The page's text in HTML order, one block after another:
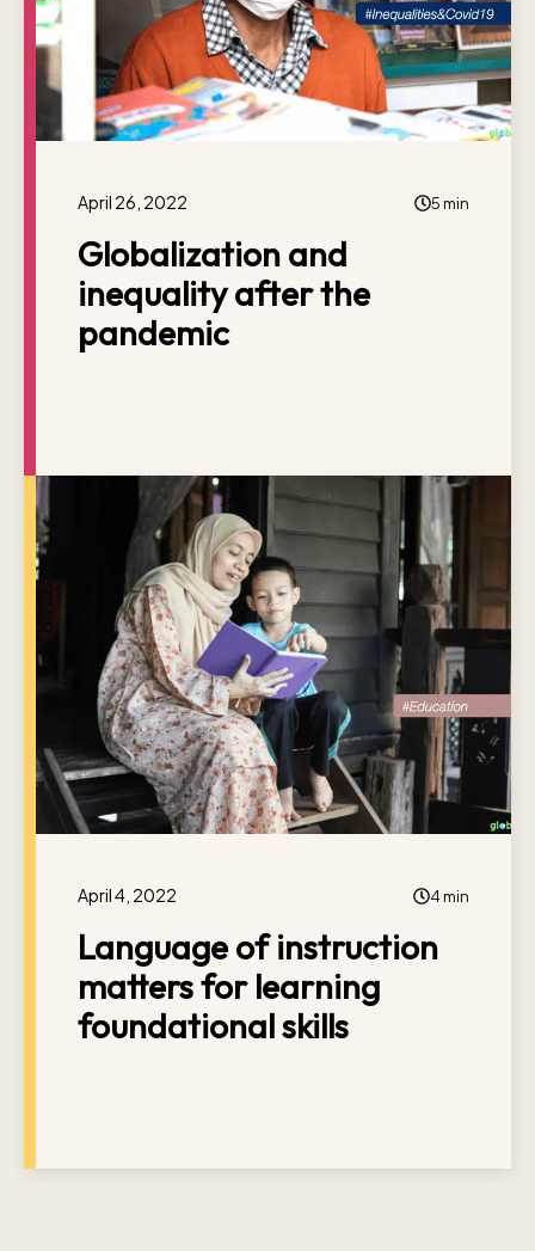
April 26, 2022 5 min
Globalization and
inequality after the
pandemic
April 4, 2022 4 min
Language of instruction
matters for learning
foundational skills